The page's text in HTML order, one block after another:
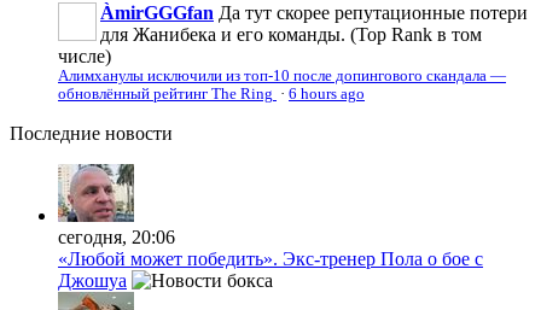
ÀmirGGGfan Да тут скорее репутационные потери
для Жанибека и его команды. (Top Rank в том
числе)
Алимханулы исключили из топ-10 после допингового скандала —
обновлённый рейтинг The Ring · 6 hours ago
Последние новости
сегодня, 20:06
«Любой может победить». Экс-тренер Пола о бое с
Джошуа